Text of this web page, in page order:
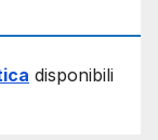
disponibili